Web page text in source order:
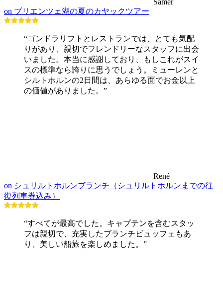
Samer
on ブリエンツェ湖の夏のカヤックツアー
“ゴンドラリフトとレストランでは、とても気配
りがあり、親切でフレンドリーなスタッフに出会
いました。本当に感謝しており、もしこれがスイ
スの標準なら誇りに思うでしょう。ミューレンと
シルトホルンの2日間は、あらゆる面でお金以上
の価値がありました。”
René
on シュリルトホルンブランチ（シュリルトホルンまでの往
復列車券込み）
“すべてが最高でした。キャプテンを含むスタッ
フは親切で、充実したブランチビュッフェもあ
り、美しい船旅を楽しめました。”